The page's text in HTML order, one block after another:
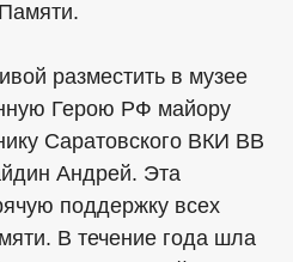
разместить в музее
Герою РФ майору
Саратовского ВКИ ВВ
Андрей. Эта
поддержку всех
В течение года шла